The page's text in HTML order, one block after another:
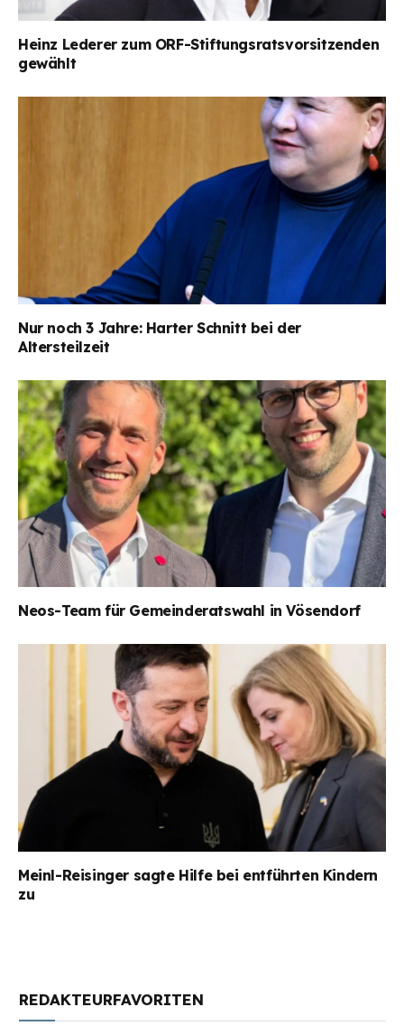
Heinz Lederer zum ORF-Stiftungsratsvorsitzenden
gewählt
Nur noch 3 Jahre: Harter Schnitt bei der
Altersteilzeit
Neos-Team für Gemeinderatswahl in Vösendorf
Meinl-Reisinger sagte Hilfe bei entführten Kindern
zu
REDAKTEURFAVORITEN